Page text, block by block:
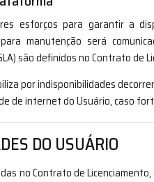
esforços para garantir a
manutenção será
são definidos no Contrato de
por indisponibilidades
de internet do Usuário, caso
DO USUÁRIO
no Contrato de